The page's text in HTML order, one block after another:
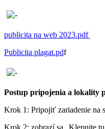
publicita na web 2023.pdf
Publicita plagat.pdf
Postup pripojenia a lokality
Krok 1: Pripojiť zariadenie na